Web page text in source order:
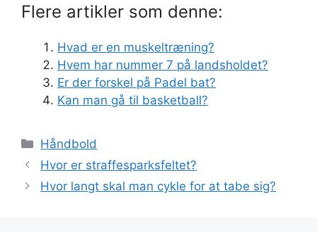
Flere artikler som denne:
Hvad er en muskeltræning?
Hvem har nummer 7 på landsholdet?
Er der forskel på Padel bat?
Kan man gå til basketball?
Kategorier
Håndbold
Hvor er straffesparksfeltet?
Hvor langt skal man cykle for at tabe sig?